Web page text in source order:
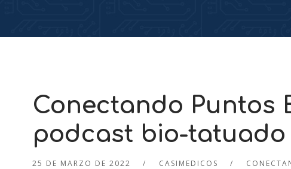
Conectando Puntos
podcast bio-tatuado
25 DE MARZO DE 2022 CASIMEDICOS